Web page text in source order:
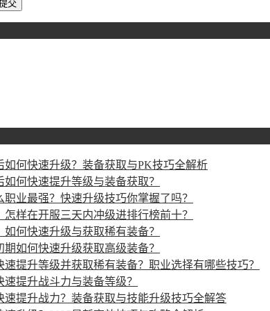
如何快速升级？装备获取与PK技巧全解析
何快速提升等级与装备获取？
业最强？快速升级技巧你掌握了吗？
样在开服三天内冲级进排行榜前十？
何快速升级与获取稀有装备？
如何快速升级获取高级装备？
提升等级并获取稀有装备？职业选择有哪些技巧？
提升战斗力与装备等级？
速提升战力？装备获取与技能升级技巧全解答